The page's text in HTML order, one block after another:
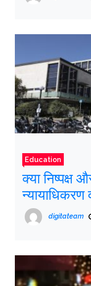
Education
क्या निष्पक्ष
न्यायाधिकरण
संभव है?digitateam